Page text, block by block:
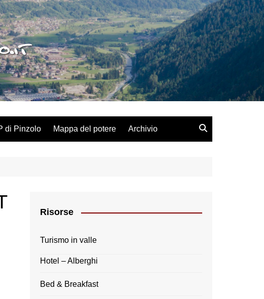
di Pinzolo Mappa del potere Archivio
Risorse
Turismo in valle
Hotel – Alberghi
Bed & Breakfast